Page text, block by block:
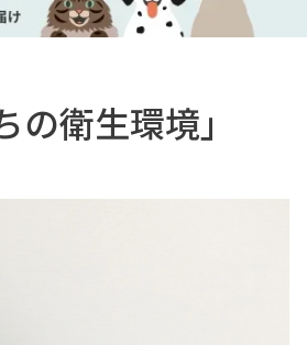
ナ向け 当店スタッ
今売れてい
衛生環境」